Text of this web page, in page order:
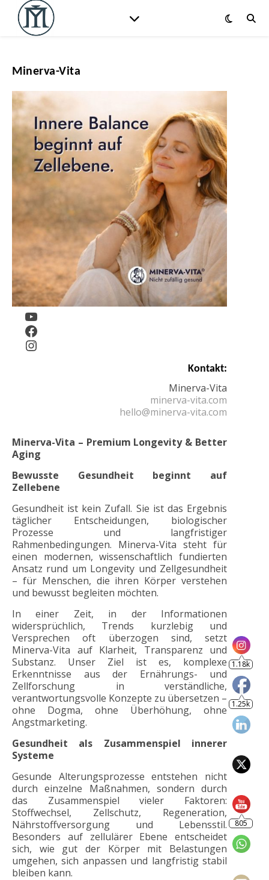
Minerva-Vita
YouTube
Facebook
Instagram
Kontakt:
Minerva-Vita
minerva-vita.com
hello@minerva-vita.com
Minerva-Vita – Premium Longevity & Better
Aging
Bewusste Gesundheit beginnt auf
Zellebene
Gesundheit ist kein Zufall. Sie ist das Ergebnis
täglicher Entscheidungen, biologischer
Prozesse und langfristiger
Rahmenbedingungen. Minerva-Vita steht für
einen modernen, wissenschaftlich fundierten
Ansatz rund um Longevity und Zellgesundheit
– für Menschen, die ihren Körper verstehen
und bewusst begleiten möchten.
In einer Zeit, in der Informationen
widersprüchlich, Trends kurzlebig und
Versprechen oft überzogen sind, setzt
Minerva-Vita auf Klarheit, Transparenz und
Substanz. Unser Ziel ist es, komplexe
Erkenntnisse aus der Ernährungs- und
Zellforschung in verständliche,
verantwortungsvolle Konzepte zu übersetzen –
ohne Dogma, ohne Überhöhung, ohne
Angstmarketing.
Gesundheit als Zusammenspiel innerer
Systeme
Gesunde Alterungsprozesse entstehen nicht
durch einzelne Maßnahmen, sondern durch
das Zusammenspiel vieler Faktoren:
Stoffwechsel, Zellschutz, Regeneration,
Nährstoffversorgung und Lebensstil.
Besonders auf zellulärer Ebene entscheidet
sich, wie gut der Körper mit Belastungen
umgehen, sich anpassen und langfristig stabil
bleiben kann.
805